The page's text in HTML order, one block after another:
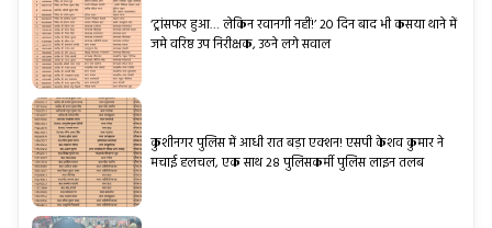
‘ट्रांसफर हुआ… लेकिन रवानगी नहीं!’ 20 दिन बाद भी कसया थाने में
जमे वरिष्ठ उप निरीक्षक, उठने लगे सवाल
कुशीनगर पुलिस में आधी रात बड़ा एक्शन! एसपी केशव कुमार ने
मचाई हलचल, एक साथ 28 पुलिसकर्मी पुलिस लाइन तलब